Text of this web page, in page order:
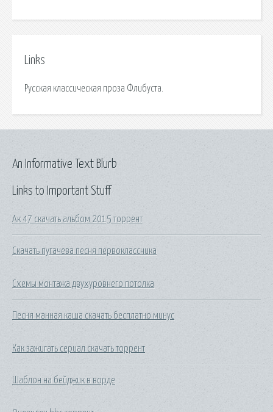
Links
Русская классическая проза Флибуста.
Links to Important Stuff
Ак 47 скачать альбом 2015 торрент
Скачать пугачева песня первоклассника
Схемы монтажа двухуровнего потолка
Песня манная каша скачать бесплатно минус
Как зажигать сериал скачать торрент
Шаблон на бейджик в ворде
An Informative Text Blurb